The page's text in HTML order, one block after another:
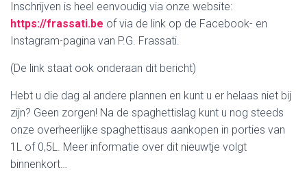
Inschrijven is heel eenvoudig via onze website:
https://frassati.be of via de link op de Facebook- en
Instagram-pagina van P.G. Frassati.
(De link staat ook onderaan dit bericht)
Hebt u die dag al andere plannen en kunt u er helaas niet bij
zijn? Geen zorgen! Na de spaghettislag kunt u nog steeds
onze overheerlijke spaghettisaus aankopen in porties van
1L of 0,5L. Meer informatie over dit nieuwtje volgt
binnenkort…